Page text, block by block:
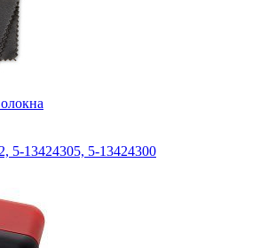
5-13424305, 5-13424300